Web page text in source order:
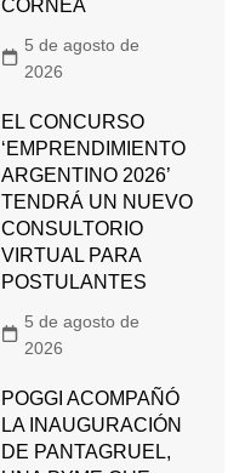
CÓRNEA
5 de agosto de
2026
EL CONCURSO
‘EMPRENDIMIENTO
ARGENTINO 2026’
TENDRÁ UN NUEVO
CONSULTORIO
VIRTUAL PARA
POSTULANTES
5 de agosto de
2026
POGGI ACOMPAÑÓ
LA INAUGURACIÓN
DE PANTAGRUEL,